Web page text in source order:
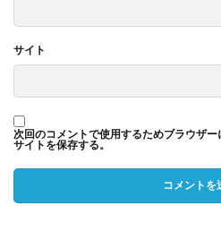
サイト
次回のコメントで使用するためブラウザー
サイトを保存する。